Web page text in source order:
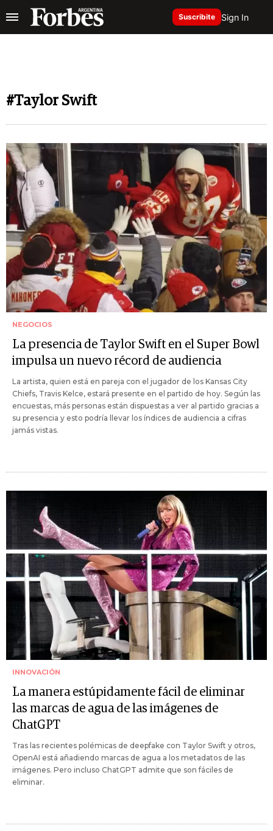
Suscribite Sign In
#Taylor Swift
NEGOCIOS
La presencia de Taylor Swift en el Super Bowl
impulsa un nuevo récord de audiencia
La artista, quien está en pareja con el jugador de los Kansas City
Chiefs, Travis Kelce, estará presente en el partido de hoy. Según las
encuestas, más personas están dispuestas a ver al partido gracias a
su presencia y esto podría llevar los índices de audiencia a cifras
jamás vistas.
INNOVACIÓN
La manera estúpidamente fácil de eliminar
las marcas de agua de las imágenes de
ChatGPT
Tras las recientes polémicas de deepfake con Taylor Swift y otros,
OpenAI está añadiendo marcas de agua a los metadatos de las
imágenes. Pero incluso ChatGPT admite que son fáciles de
eliminar.